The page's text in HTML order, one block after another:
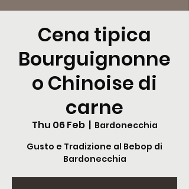
Cena tipica
Bourguignonne
o Chinoise di
carne
Thu 06 Feb
  |
Bardonecchia
Gusto e Tradizione al Bebop di
Bardonecchia